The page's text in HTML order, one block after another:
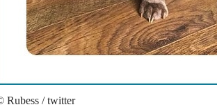
Rubess / twitter